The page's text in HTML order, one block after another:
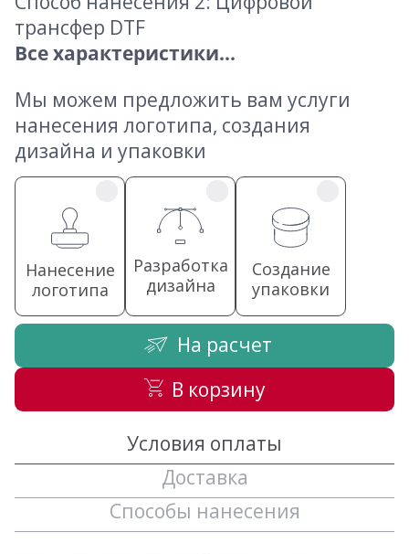
трансфер DTF
Все характеристики...
Мы можем предложить вам услуги
нанесения логотипа, создания
дизайна и упаковки
Нанесение
логотипа
Разработка
дизайна
Создание
упаковки
На расчет
В корзину
Условия оплаты
Доставка
Способы нанесения